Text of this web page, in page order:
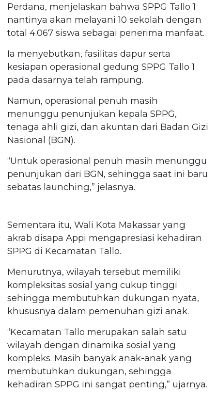
Perdana, menjelaskan bahwa SPPG Tallo 1
nantinya akan melayani 10 sekolah dengan
total 4.067 siswa sebagai penerima manfaat.
Ia menyebutkan, fasilitas dapur serta
kesiapan operasional gedung SPPG Tallo 1
pada dasarnya telah rampung.
Namun, operasional penuh masih
menunggu penunjukan kepala SPPG,
tenaga ahli gizi, dan akuntan dari Badan Gizi
Nasional (BGN).
“Untuk operasional penuh masih menunggu
penunjukan dari BGN, sehingga saat ini baru
sebatas launching,” jelasnya.
Sementara itu, Wali Kota Makassar yang
akrab disapa Appi mengapresiasi kehadiran
SPPG di Kecamatan Tallo.
Menurutnya, wilayah tersebut memiliki
kompleksitas sosial yang cukup tinggi
sehingga membutuhkan dukungan nyata,
khususnya dalam pemenuhan gizi anak.
“Kecamatan Tallo merupakan salah satu
wilayah dengan dinamika sosial yang
kompleks. Masih banyak anak-anak yang
membutuhkan dukungan, sehingga
kehadiran SPPG ini sangat penting,” ujarnya.